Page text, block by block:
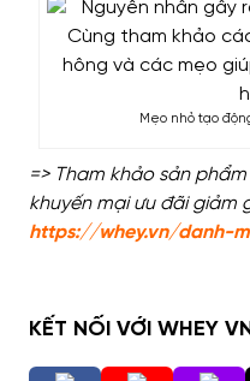
Mẹo nhỏ tạo
=> Tham khảo sản phẩm
khuyến mại ưu đãi giảm
https://whey.vn/danh-
KẾT NỐI VỚI WHEY